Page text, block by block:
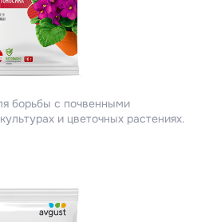
борьбы с почвенными
и цветочных растениях.